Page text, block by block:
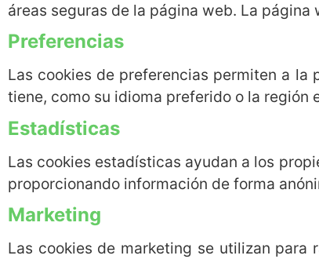
áreas seguras de la página web. La
Preferencias
Las cookies de preferencias permiten a
tiene, como su idioma preferido o la región
Estadísticas
Las cookies estadísticas ayudan a los
proporcionando información de forma
Marketing
Las cookies de marketing se utilizan